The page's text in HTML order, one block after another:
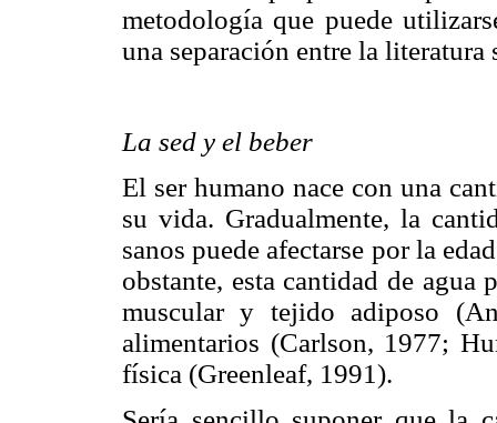
metodología que puede
una separación entre la
La sed y el beber
El ser humano nace con una
su vida. Gradualmente, la
sanos puede afectarse por la
obstante, esta cantidad de agua
muscular y tejido adiposo
alimentarios (Carlson, 1977;
física (Greenleaf, 1991).